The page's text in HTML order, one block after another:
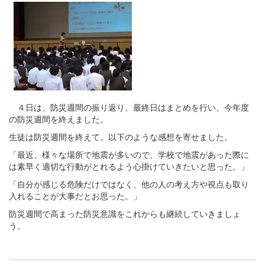
４日は、防災週間の振り返り、最終日はまとめを行い、今年度
の防災週間を終えました。
生徒は防災週間を終えて。以下のような感想を寄せました。
「最近、様々な場所で地震が多いので、学校で地震があった際に
は素早く適切な行動がとれるよう心掛けていきたいと思った。」
「自分が感じる危険だけではなく、他の人の考え方や視点も取り
入れることが大事だとお思った。」
防災週間で高まった防災意識をこれからも継続していきましょ
う。